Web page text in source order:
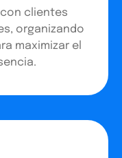
clientes
organizando
maximizar el